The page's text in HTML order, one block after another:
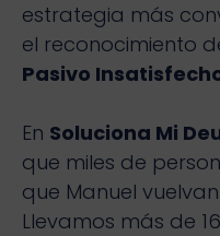
estrategia más
el reconocimiento
Pasivo
En Soluciona Mi
que miles de
que Manuel
Llevamos más de